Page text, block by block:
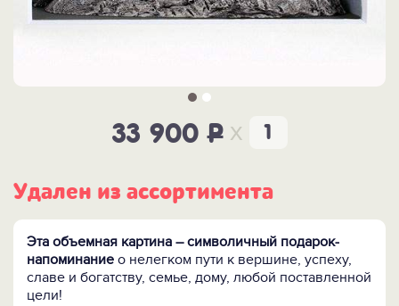
33 900P x
Удален из ассортимента
Эта объемная картина – символичный подарок-
напоминание о нелегком пути к вершине, успеху,
славе и богатству, семье, дому, любой поставленной
цели!